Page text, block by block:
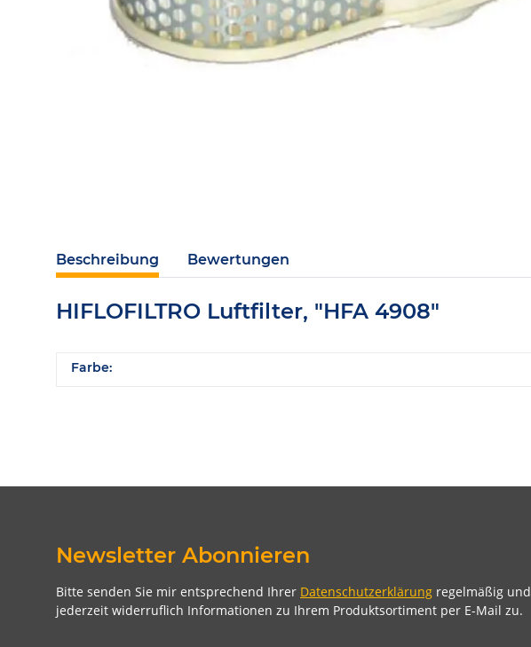
Beschreibung Bewertungen
HIFLOFILTRO Luftfilter, "HFA 4908"
Farbe:
Newsletter Abonnieren
Bitte senden Sie mir entsprechend Ihrer Datenschutzerklärung regelmäßig und
jederzeit widerruflich Informationen zu Ihrem Produktsortiment per E-Mail zu.